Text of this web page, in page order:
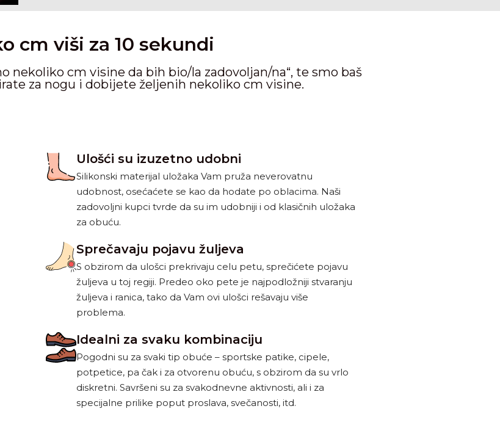
cm viši za 10 sekundi
nekoliko cm visine da bih bio/la zadovoljan/na“, te smo baš
za nogu i dobijete željenih nekoliko cm visine.
Ulošći su izuzetno udobni
Silikonski materijal uložaka Vam pruža neverovatnu
udobnost, osećaćete se kao da hodate po oblacima. Naši
zadovoljni kupci tvrde da su im udobniji i od klasičnih uložaka
za obuću.
Sprečavaju pojavu žuljeva
S obzirom da ulošci prekrivaju celu petu, sprečićete pojavu
žuljeva u toj regiji. Predeo oko pete je najpodložniji stvaranju
žuljeva i ranica, tako da Vam ovi ulošci rešavaju više
problema.
Idealni za svaku kombinaciju
Pogodni su za svaki tip obuće – sportske patike, cipele,
potpetice, pa čak i za otvorenu obuću, s obzirom da su vrlo
diskretni. Savršeni su za svakodnevne aktivnosti, ali i za
specijalne prilike poput proslava, svečanosti, itd.